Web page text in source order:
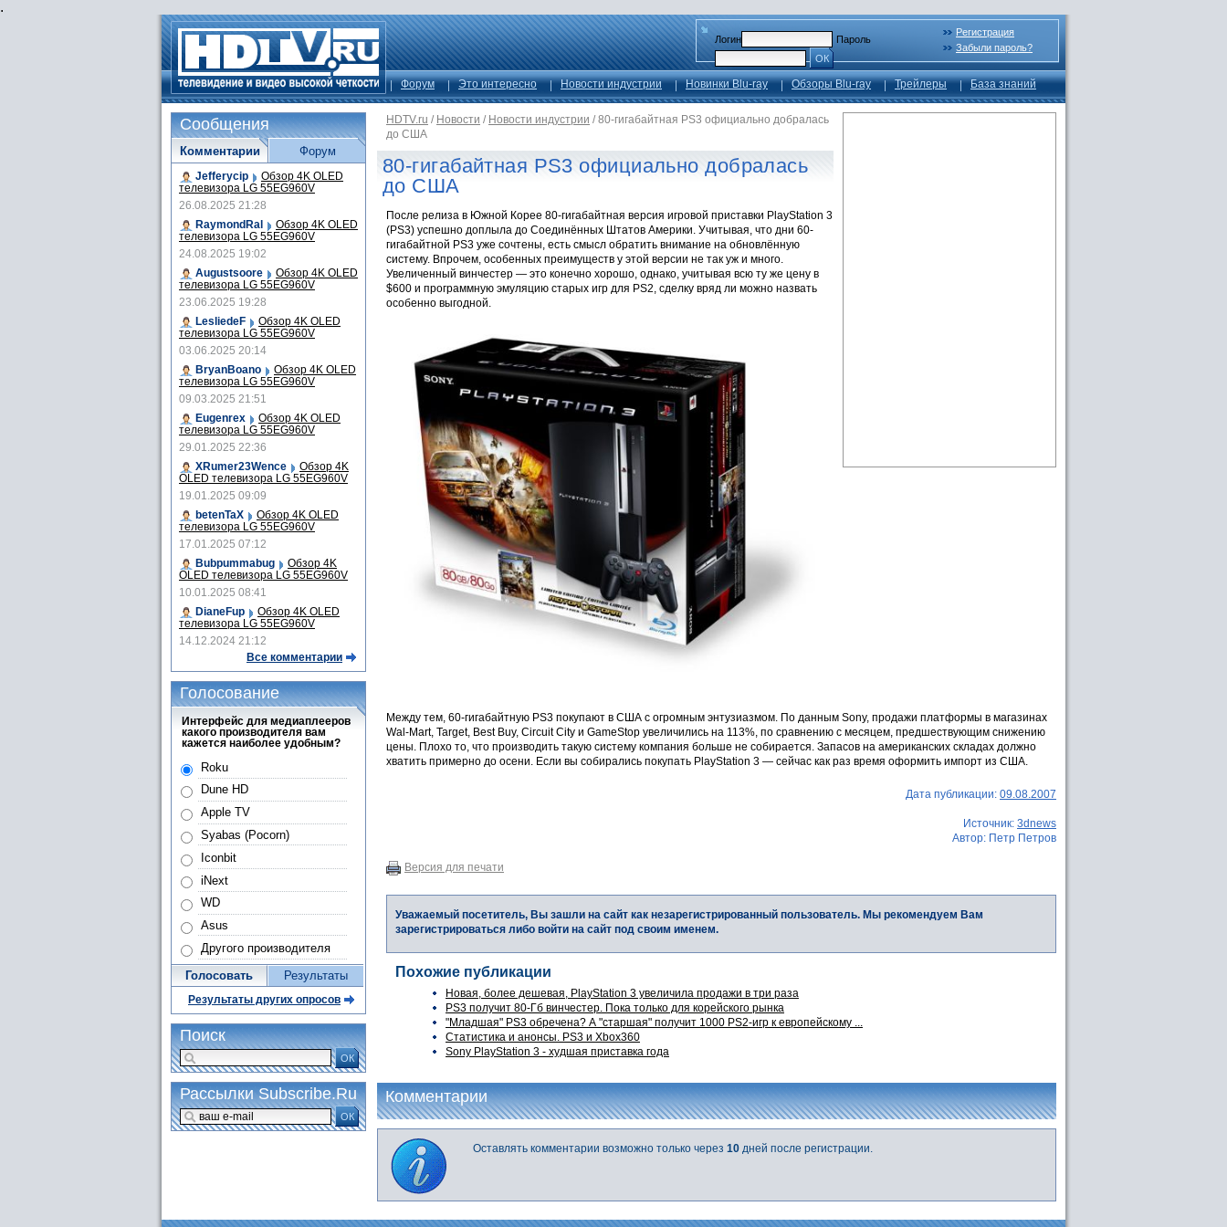
.
Логин
Пароль
ОК
Регистрация
Забыли пароль?
Форум Это интересно Новости индустрии Новинки Blu-ray Обзоры Blu-ray Трейлеры База знаний
HDTV.ru / Новости / Новости индустрии / 80-гигабайтная PS3 официально добралась
до США
80-гигабайтная PS3 официально добралась
до США
После релиза в Южной Корее 80-гигабайтная версия игровой приставки PlayStation 3
(PS3) успешно доплыла до Соединённых Штатов Америки. Учитывая, что дни 60-
гигабайтной PS3 уже сочтены, есть смысл обратить внимание на обновлённую
систему. Впрочем, особенных преимуществ у этой версии не так уж и много.
Увеличенный винчестер — это конечно хорошо, однако, учитывая всю ту же цену в
$600 и программную эмуляцию старых игр для PS2, сделку вряд ли можно назвать
особенно выгодной.
Между тем, 60-гигабайтную PS3 покупают в США с огромным энтузиазмом. По данным Sony, продажи платформы в магазинах
Wal-Mart, Target, Best Buy, Circuit City и GameStop увеличились на 113%, по сравнению с месяцем, предшествующим снижению
цены. Плохо то, что производить такую систему компания больше не собирается. Запасов на американских складах должно
хватить примерно до осени. Если вы собирались покупать PlayStation 3 — сейчас как раз время оформить импорт из США.
Дата публикации: 09.08.2007
Источник: 3dnews
Автор: Петр Петров
Версия для печати
Уважаемый посетитель, Вы зашли на сайт как незарегистрированный пользователь. Мы рекомендуем Вам
зарегистрироваться либо войти на сайт под своим именем.
Похожие публикации
Новая, более дешевая, PlayStation 3 увеличила продажи в три раза
PS3 получит 80-Гб винчестер. Пока только для корейского рынка
"Младшая" PS3 обречена? А "старшая" получит 1000 PS2-игр к европейскому ...
Статистика и анонсы. PS3 и Xbox360
Sony PlayStation 3 - худшая приставка года
Комментарии
Оставлять комментарии возможно только через 10 дней после регистрации.
Сообщения
Комментарии
Jefferycip Обзор 4K OLED
телевизора LG 55EG960V
26.08.2025 21:28
RaymondRal
Обзор 4K OLED
телевизора LG 55EG960V
24.08.2025 19:02
Augustsoore
Обзор 4K OLED
телевизора LG 55EG960V
23.06.2025 19:28
LesliedeF
Обзор 4K OLED
телевизора LG 55EG960V
03.06.2025 20:14
BryanBoano
Обзор 4K OLED
телевизора LG 55EG960V
09.03.2025 21:51
Eugenrex
Обзор 4K OLED
телевизора LG 55EG960V
29.01.2025 22:36
XRumer23Wence
Обзор 4K
OLED телевизора LG 55EG960V
19.01.2025 09:09
betenTaX
Обзор 4K OLED
телевизора LG 55EG960V
17.01.2025 07:12
Bubpummabug
Обзор 4K
OLED телевизора LG 55EG960V
10.01.2025 08:41
DianeFup
Обзор 4K OLED
телевизора LG 55EG960V
14.12.2024 21:12
Все комментарии
Форум
Голосование
Интерфейс для медиаплееров
какого производителя вам
кажется наиболее удобным?
Roku
Dune HD
Apple TV
Syabas (Pocorn)
Iconbit
iNext
WD
Asus
Другого производителя
Голосовать Результаты
Результаты других опросов
Поиск
ОК
Рассылки Subscribe.Ru
ОК